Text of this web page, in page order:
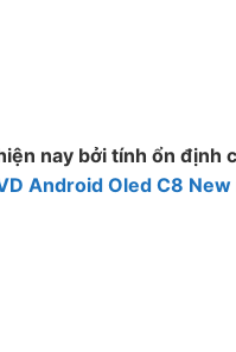
nay bởi tính ổn định
Android Oled C8 New